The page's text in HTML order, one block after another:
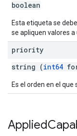
boolean
Esta etiqueta se
se apliquen valores a
priority
string (int64
Es el orden en el
Applied